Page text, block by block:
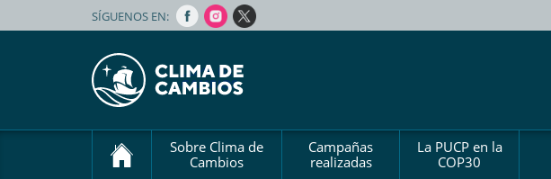
SÍGUENOS EN:
Sobre Clima de
Cambios
Campañas
realizadas
La PUCP en la
COP30